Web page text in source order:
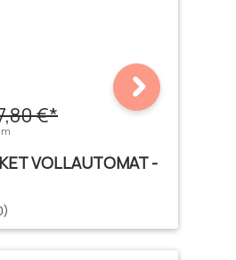
€*
VOLLAUTOMAT -
Bewertung von 0 von 5 Sternen